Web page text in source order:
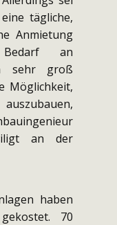
tägliche,
Anmietung
an
sehr groß
Möglichkeit,
an der
haben
70